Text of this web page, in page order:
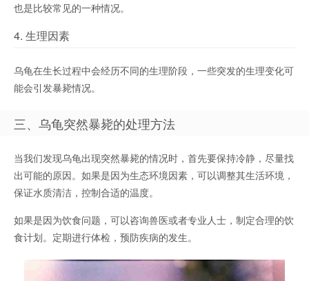
也是比较常见的一种情况。
4. 生理因素
乌龟在生长过程中会经历不同的生理阶段，一些突发的生理变化可
能会引发暴毙情况。
三、乌龟突然暴毙的处理方法
当我们发现乌龟出现突然暴毙的情况时，首先要保持冷静，尽量找
出可能的原因。如果是因为生态环境因素，可以调整其生活环境，
保证水质清洁，控制合适的温度。
如果是因为饮食问题，可以咨询兽医或者专业人士，制定合理的饮
食计划。定期进行体检，预防疾病的发生。